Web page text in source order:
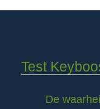
Test
De